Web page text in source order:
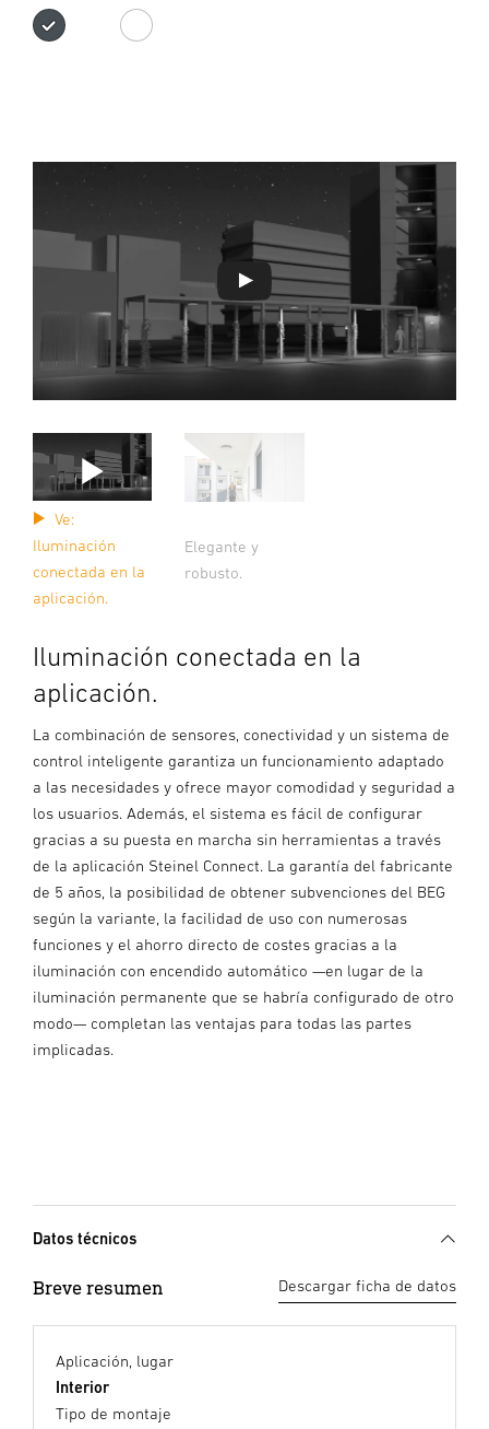
AntracitaBlanco
Ve:
Iluminación
conectada en la
aplicación.
Elegante y
robusto.
Iluminación conectada en la
aplicación.
La combinación de sensores, conectividad y un sistema de
control inteligente garantiza un funcionamiento adaptado
a las necesidades y ofrece mayor comodidad y seguridad a
los usuarios. Además, el sistema es fácil de configurar
gracias a su puesta en marcha sin herramientas a través
de la aplicación Steinel Connect. La garantía del fabricante
de 5 años, la posibilidad de obtener subvenciones del BEG
según la variante, la facilidad de uso con numerosas
funciones y el ahorro directo de costes gracias a la
iluminación con encendido automático —en lugar de la
iluminación permanente que se habría configurado de otro
modo— completan las ventajas para todas las partes
implicadas.
Datos técnicos
Breve resumen Descargar ficha de datos
Aplicación, lugar
Interior
Tipo de montaje